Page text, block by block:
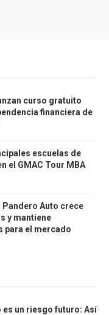
curso gratuito
financiera de
escuelas de
el GMAC Tour MBA
Pandero Auto crece
y mantiene
para el mercado
es un riesgo futuro: Así